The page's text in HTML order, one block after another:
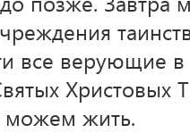
все верующие в
Христовых
можем жить.